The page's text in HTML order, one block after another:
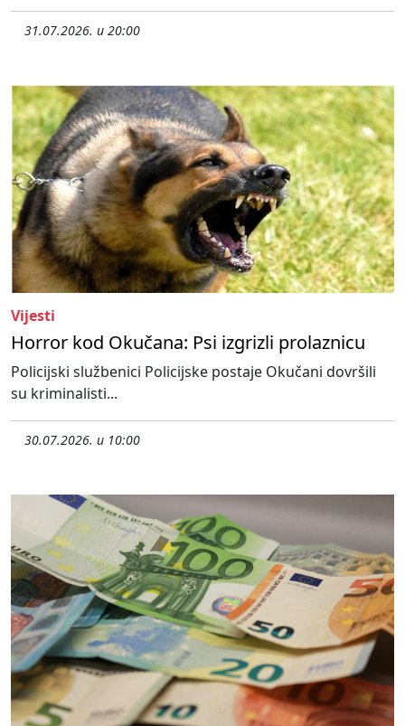
31.07.2026. u 20:00
Vijesti
Horror kod Okučana: Psi izgrizli prolaznicu
Policijski službenici Policijske postaje Okučani dovršili
su kriminalisti...
30.07.2026. u 10:00